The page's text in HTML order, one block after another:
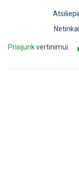
Prisijunkvertinimui: